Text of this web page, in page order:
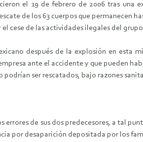
el 19 de febrero de 2006 tras una
de los 63 cuerpos que permanecen
cese de las actividades ilegales del
después de la explosión en esta
ante el accidente y que pueden
podrían ser rescatados, bajo razones
de sus dos predecesores, a tal
por desaparición depositada por los